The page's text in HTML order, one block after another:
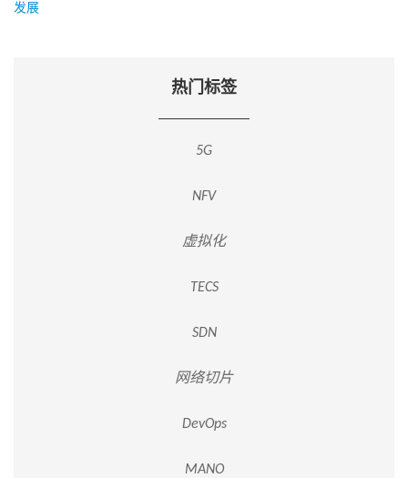
发展
热门标签
5G
NFV
虚拟化
TECS
SDN
网络切片
DevOps
MANO